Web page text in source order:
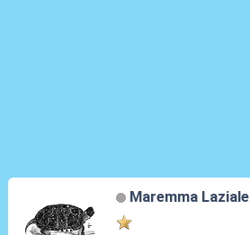
Maremma Laziale